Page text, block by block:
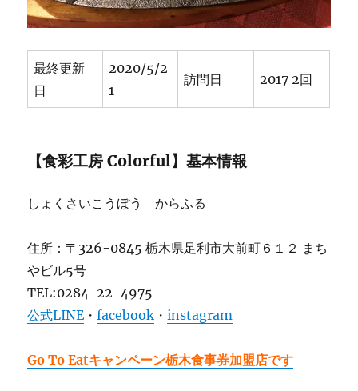
猫
ア
ギ
も
♪
最終更新
日
2020/5/2
1
訪問日 2017 2回
【食彩工房 Colorful】基本情報
しょくさいこうぼう からふる
住所：〒326-0845 栃木県足利市大前町６１２ まち
やビル5号
TEL:0284-22-4975
公式LINE ・facebook ・instagram
Go To Eatキャンペーン栃木食事券加盟店です